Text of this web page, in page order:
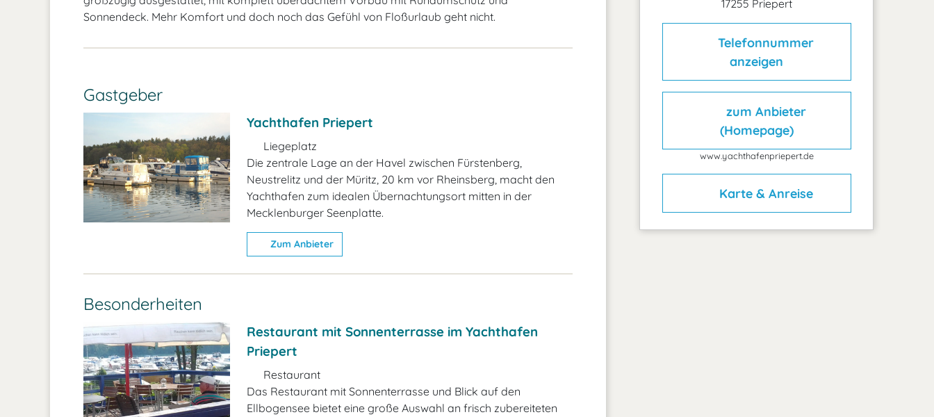
Sonnendeck. Mehr Komfort und doch noch das Gefühl von Floßurlaub geht nicht.
Gastgeber
Yachthafen Priepert
Liegeplatz
Die zentrale Lage an der Havel zwischen Fürstenberg,
Neustrelitz und der Müritz, 20 km vor Rheinsberg, macht den
Yachthafen zum idealen Übernachtungsort mitten in der
Mecklenburger Seenplatte.
Zum Anbieter
Besonderheiten
Restaurant mit Sonnenterrasse im Yachthafen
Priepert
Restaurant
Das Restaurant mit Sonnenterrasse und Blick auf den
Ellbogensee bietet eine große Auswahl an frisch zubereiteten
17255 Priepert
Telefonnummer
anzeigen
zum Anbieter
(Homepage)
www.yachthafenpriepert.de
Karte & Anreise